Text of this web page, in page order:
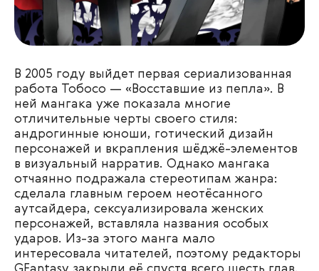
В 2005 году выйдет первая сериализованная
работа Тобосо — «Восставшие из пепла». В
ней мангака уже показала многие
отличительные черты своего стиля:
андрогинные юноши, готический дизайн
персонажей и вкрапления шёджё-элементов
в визуальный нарратив. Однако мангака
отчаянно подражала стереотипам жанра:
сделала главным героем неотёсанного
аутсайдера, сексуализировала женских
персонажей, вставляла названия особых
ударов. Из-за этого манга мало
интересовала читателей, поэтому редакторы